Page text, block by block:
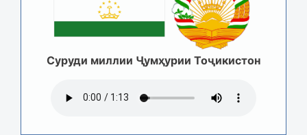
Суруди миллии Ҷумҳурии Тоҷикистон